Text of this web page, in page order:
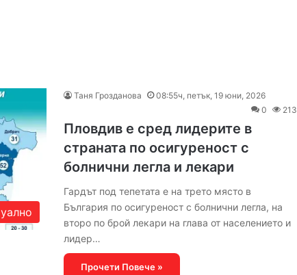
Таня Грозданова
08:55ч, петък, 19 юни, 2026
0
213
Пловдив е сред лидерите в
страната по осигуреност с
болнични легла и лекари
Гардът под тепетата е на трето място в
България по осигуреност с болнични легла, на
второ по брой лекари на глава от населението и
лидер…
Прочети Повече »